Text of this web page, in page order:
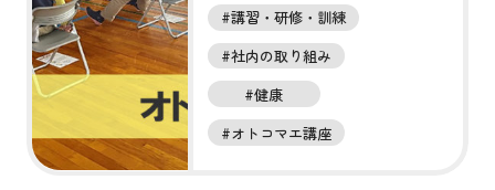
#講習・研修・訓練
#社内の取り組み
#健康
#オトコマエ講座